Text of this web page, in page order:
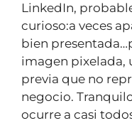
LinkedIn,
curioso:a veces
bien
imagen pixelada,
previa que no
negocio.
ocurre a casi